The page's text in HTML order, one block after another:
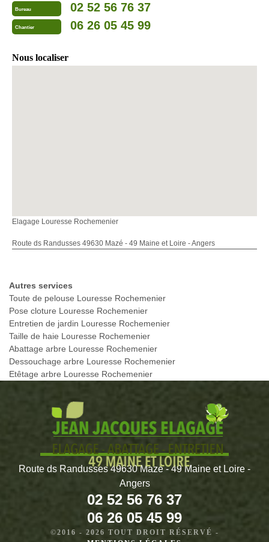
Bureau 02 52 56 76 37
Chantier 06 26 05 45 99
Nous localiser
Elagage Louresse Rochemenier
Route ds Randusses 49630 Mazé - 49 Maine et Loire - Angers
Autres services
Toute de pelouse Louresse Rochemenier
Pose cloture Louresse Rochemenier
Entretien de jardin Louresse Rochemenier
Taille de haie Louresse Rochemenier
Abattage arbre Louresse Rochemenier
Dessouchage arbre Louresse Rochemenier
Etêtage arbre Louresse Rochemenier
Route ds Randusses 49630 Mazé - 49 Maine et Loire -
Angers
02 52 56 76 37
06 26 05 45 99
©2016 - 2026 TOUT DROIT RÉSERVÉ -